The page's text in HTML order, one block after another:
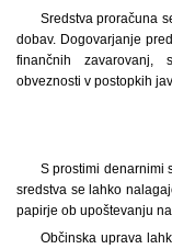
Sredstva proračuna
dobav. Dogovarjanje
finančnih zavarovanj,
obveznosti v postopkih
S prostimi denarnimi
sredstva se lahko
papirje ob upoštevanju
Občinska uprava